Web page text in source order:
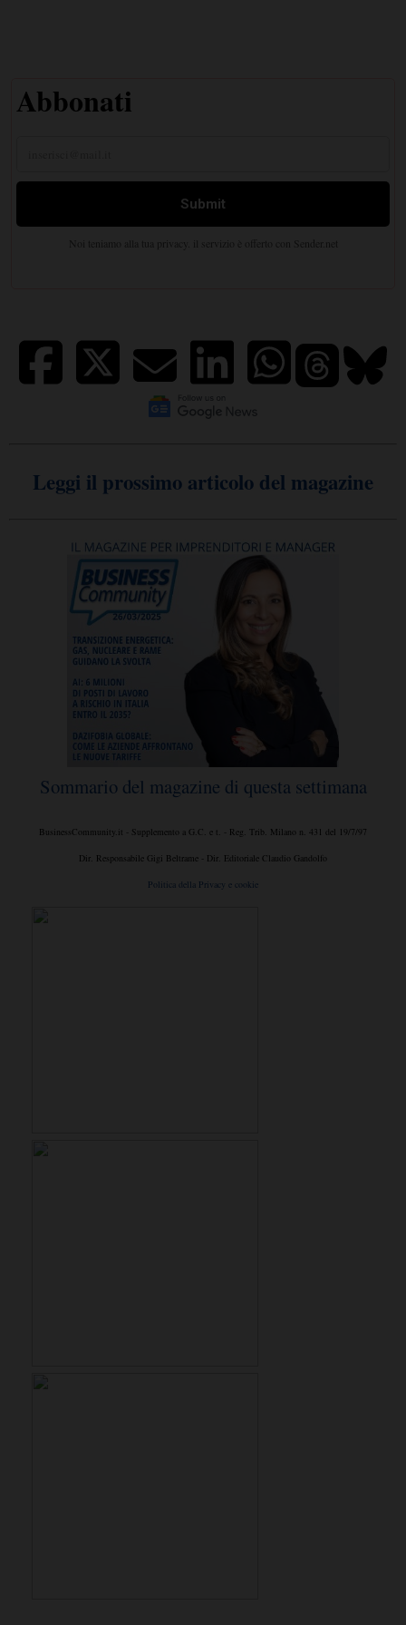
Leggi il prossimo articolo del magazine
Sommario del magazine di questa settimana
BusinessCommunity.it - Supplemento a G.C. e t. - Reg. Trib. Milano n. 431 del 19/7/97
Dir. Responsabile Gigi Beltrame - Dir. Editoriale Claudio Gandolfo
Politica della Privacy e cookie